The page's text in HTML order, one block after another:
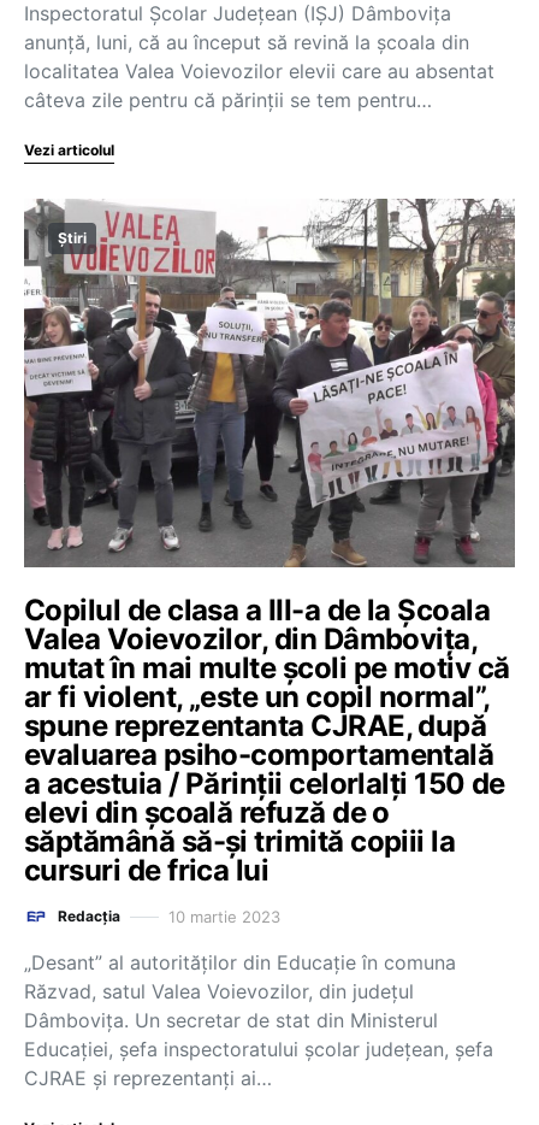
Inspectoratul Şcolar Judeţean (IŞJ) Dâmboviţa
anunţă, luni, că au început să revină la şcoala din
localitatea Valea Voievozilor elevii care au absentat
câteva zile pentru că părinții se tem pentru…
Vezi articolul
Știri
Copilul de clasa a III-a de la Școala
Valea Voievozilor, din Dâmbovița,
mutat în mai multe școli pe motiv că
ar fi violent, „este un copil normal”,
spune reprezentanta CJRAE, după
evaluarea psiho-comportamentală
a acestuia / Părinții celorlalți 150 de
elevi din școală refuză de o
săptămână să-și trimită copiii la
cursuri de frica lui
Redacția 10 martie 2023
„Desant” al autorităților din Educație în comuna
Răzvad, satul Valea Voievozilor, din județul
Dâmbovița. Un secretar de stat din Ministerul
Educației, șefa inspectoratului școlar județean, șefa
CJRAE și reprezentanți ai…